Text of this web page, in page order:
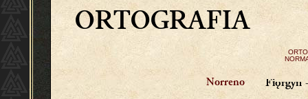
ORTOGRAFIA
Norreno Fiǫrgyn